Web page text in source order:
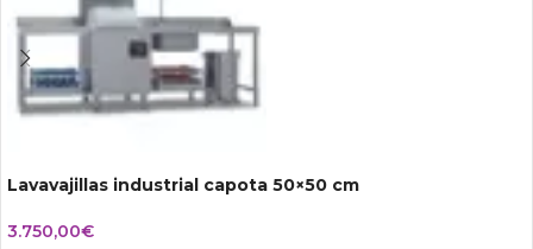
Lavavajillas industrial capota 50×50 cm
3.750,00€